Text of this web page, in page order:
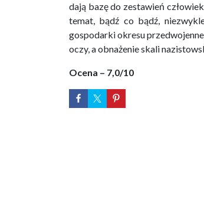
dają bazę do zestawień
temat, bądź co bądź,
gospodarki okresu
oczy, a obnażenie skali
Ocena – 7,0/10